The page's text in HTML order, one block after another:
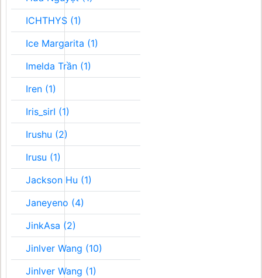
ICHTHYS (1)
Ice Margarita (1)
Imelda Trần (1)
Iren (1)
Iris_sirI (1)
Irushu (2)
Irusu (1)
Jackson Hu (1)
Janeyeno (4)
JinkAsa (2)
Jinlver Wang (10)
Jinlver Wang (1)